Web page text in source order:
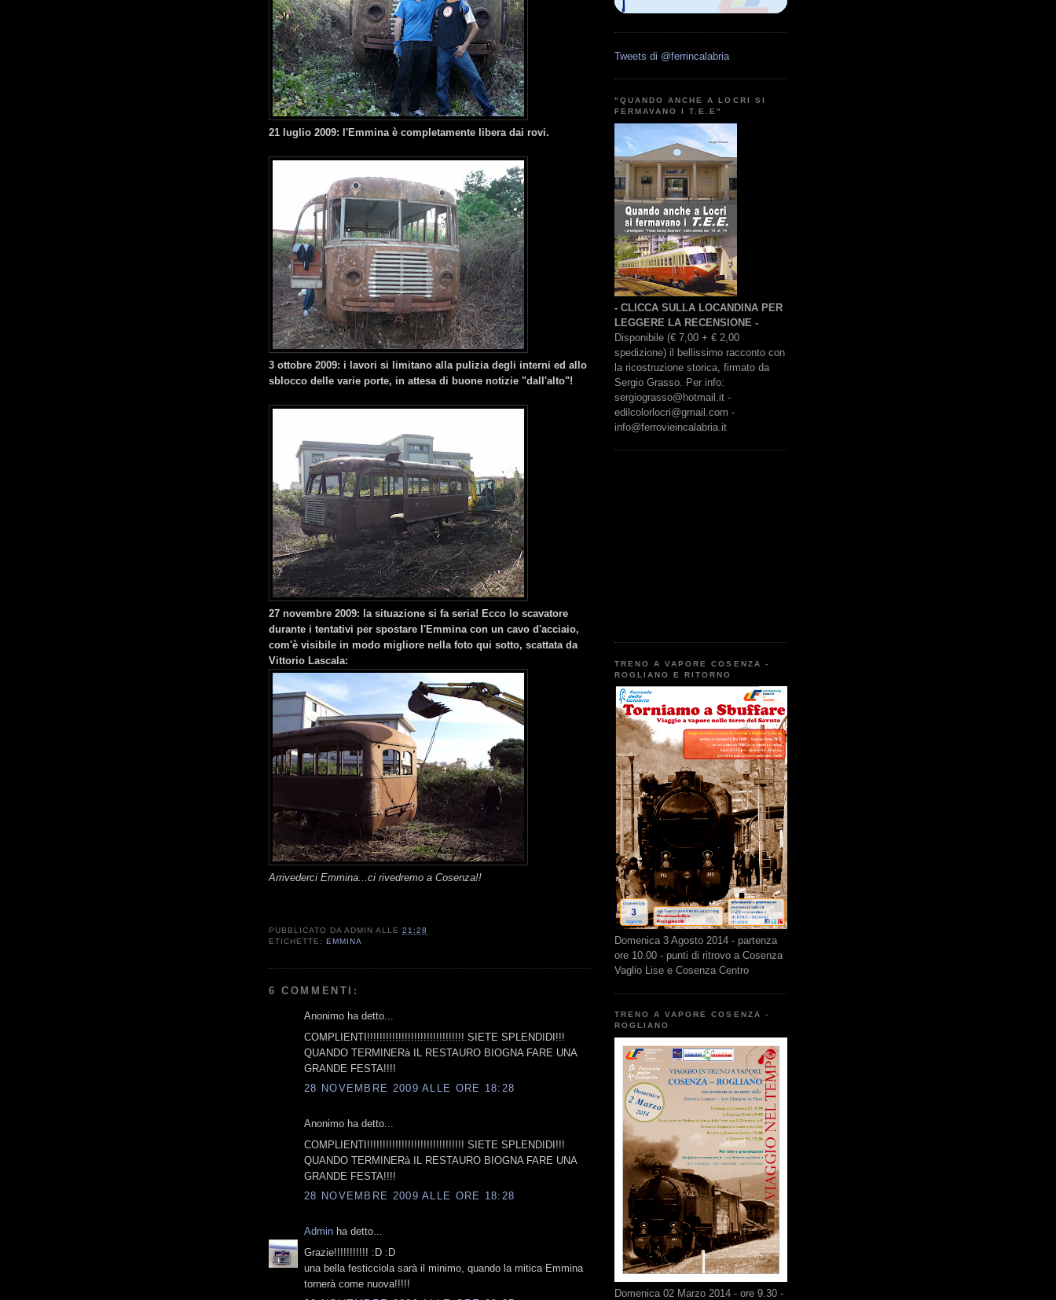
21 luglio 2009: l'Emmina è completamente libera dai rovi.
3 ottobre 2009: i lavori si limitano alla pulizia degli interni ed allo
sblocco delle varie porte, in attesa di buone notizie "dall'alto"!
27 novembre 2009: la situazione si fa seria! Ecco lo scavatore
durante i tentativi per spostare l'Emmina con un cavo d'acciaio,
com'è visibile in modo migliore nella foto qui sotto, scattata da
Vittorio Lascala:
Arrivederci Emmina...ci rivedremo a Cosenza!!
PUBBLICATO DAADMIN ALLE21:28
ETICHETTE:EMMINA
6 COMMENTI:
Anonimo ha detto...
COMPLIENTI!!!!!!!!!!!!!!!!!!!!!!!!!!!!!!! SIETE SPLENDIDI!!!
QUANDO TERMINERà IL RESTAURO BIOGNA FARE UNA
GRANDE FESTA!!!!
28 NOVEMBRE 2009 ALLE ORE 18:28
Anonimo ha detto...
COMPLIENTI!!!!!!!!!!!!!!!!!!!!!!!!!!!!!!! SIETE SPLENDIDI!!!
QUANDO TERMINERà IL RESTAURO BIOGNA FARE UNA
GRANDE FESTA!!!!
28 NOVEMBRE 2009 ALLE ORE 18:28
Admin ha detto...
Grazie!!!!!!!!!!! :D :D
una bella festicciola sarà il minimo, quando la mitica Emmina
tornerà come nuova!!!!!
Tweets di @ferrincalabria
"QUANDO ANCHE A LOCRI SI
FERMAVANO I T.E.E"
- CLICCA SULLA LOCANDINA PER
LEGGERE LA RECENSIONE -
Disponibile (€ 7,00 + € 2,00
spedizione) il bellissimo racconto con
la ricostruzione storica, firmato da
Sergio Grasso. Per info:
sergiograsso@hotmail.it -
edilcolorlocri@gmail.com -
info@ferrovieincalabria.it
TRENO A VAPORE COSENZA -
ROGLIANO E RITORNO
Domenica 3 Agosto 2014 - partenza
ore 10.00 - punti di ritrovo a Cosenza
Vaglio Lise e Cosenza Centro
TRENO A VAPORE COSENZA -
ROGLIANO
Domenica 02 Marzo 2014 - ore 9.30 -